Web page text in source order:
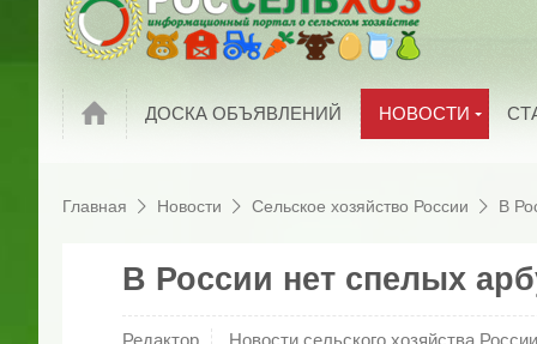
Новости
ДОСКА ОБЪЯВЛЕНИЙ НОВОСТИ
Мировые новости
Новости компаний
Обзоры рынков
Главная Новости Сельское хозяйство России В
В России нет спелых
Редактор Новости сельского хозяйства России